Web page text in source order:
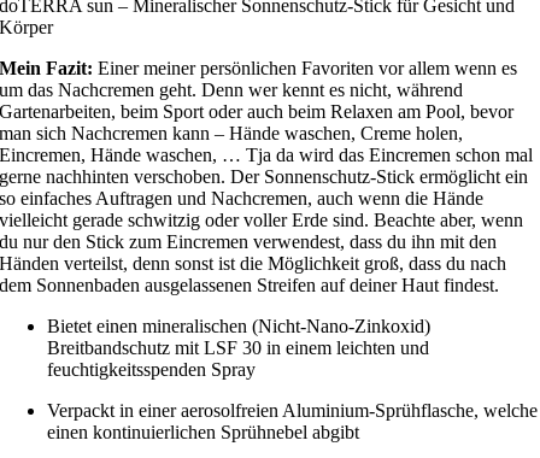
doTERRA sun – Mineralischer Sonnenschutz-Stick für Gesicht und
Körper
Mein Fazit: Einer meiner persönlichen Favoriten vor allem wenn es
um das Nachcremen geht. Denn wer kennt es nicht, während
Gartenarbeiten, beim Sport oder auch beim Relaxen am Pool, bevor
man sich Nachcremen kann – Hände waschen, Creme holen,
Eincremen, Hände waschen, … Tja da wird das Eincremen schon mal
gerne nachhinten verschoben. Der Sonnenschutz-Stick ermöglicht ein
so einfaches Auftragen und Nachcremen, auch wenn die Hände
vielleicht gerade schwitzig oder voller Erde sind. Beachte aber, wenn
du nur den Stick zum Eincremen verwendest, dass du ihn mit den
Händen verteilst, denn sonst ist die Möglichkeit groß, dass du nach
dem Sonnenbaden ausgelassenen Streifen auf deiner Haut findest.
Bietet einen mineralischen (Nicht-Nano-Zinkoxid)
Breitbandschutz mit LSF 30 in einem leichten und
feuchtigkeitsspenden Spray
Verpackt in einer aerosolfreien Aluminium-Sprühflasche, welche
einen kontinuierlichen Sprühnebel abgibt